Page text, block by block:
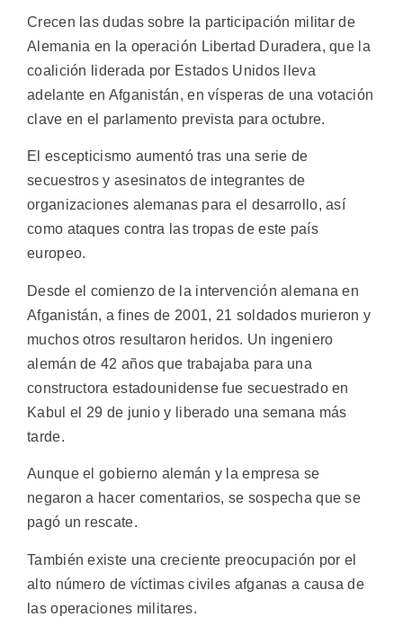
Crecen las dudas sobre la participación militar de
Alemania en la operación Libertad Duradera, que la
coalición liderada por Estados Unidos lleva
adelante en Afganistán, en vísperas de una votación
clave en el parlamento prevista para octubre.
El escepticismo aumentó tras una serie de
secuestros y asesinatos de integrantes de
organizaciones alemanas para el desarrollo, así
como ataques contra las tropas de este país
europeo.
Desde el comienzo de la intervención alemana en
Afganistán, a fines de 2001, 21 soldados murieron y
muchos otros resultaron heridos. Un ingeniero
alemán de 42 años que trabajaba para una
constructora estadounidense fue secuestrado en
Kabul el 29 de junio y liberado una semana más
tarde.
Aunque el gobierno alemán y la empresa se
negaron a hacer comentarios, se sospecha que se
pagó un rescate.
También existe una creciente preocupación por el
alto número de víctimas civiles afganas a causa de
las operaciones militares.